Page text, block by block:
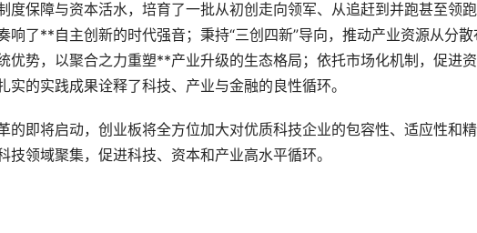
保障与资本活水，培育了一批从初创走向领军、从追赶到并跑甚至领
响了**自主创新的时代强音；秉持“三创四新”导向，推动产业资源从分散
优势，以聚合之力重塑**产业升级的生态格局；依托市场化机制，促进
的实践成果诠释了科技、产业与金融的良性循环。
即将启动，创业板将全方位加大对优质科技企业的包容性、适应性和
领域聚集，促进科技、资本和产业高水平循环。